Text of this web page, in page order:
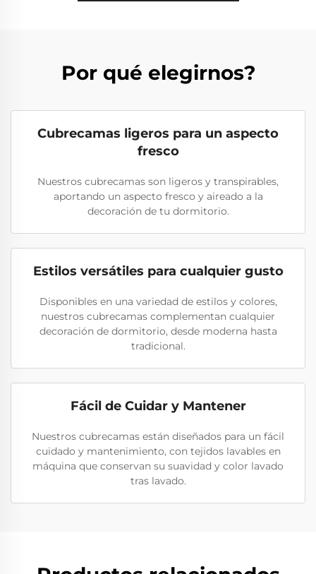
Por qué elegirnos?
Cubrecamas ligeros para un aspecto
fresco
Nuestros cubrecamas son ligeros y transpirables,
aportando un aspecto fresco y aireado a la
decoración de tu dormitorio.
Estilos versátiles para cualquier gusto
Disponibles en una variedad de estilos y colores,
nuestros cubrecamas complementan cualquier
decoración de dormitorio, desde moderna hasta
tradicional.
Fácil de Cuidar y Mantener
Nuestros cubrecamas están diseñados para un fácil
cuidado y mantenimiento, con tejidos lavables en
máquina que conservan su suavidad y color lavado
tras lavado.